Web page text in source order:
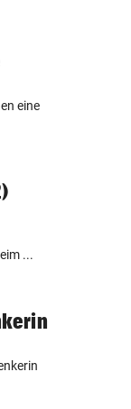
eine
...